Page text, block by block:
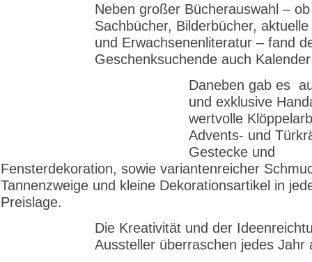
Neben großer Bücherauswahl –
Sachbücher, Bilderbücher,
und Erwachsenenliteratur – fand
Geschenksuchende auch Kalender
Daneben gab es
und exklu­sive
wertvolle
Advents- und
Gestecke und
Fensterdekoration, sowie varianten­reicher
Tannenzweige und kleine Dekorationsartikel in
Preislage.
Die Kreativität und der
Aussteller überraschen jedes Jahr